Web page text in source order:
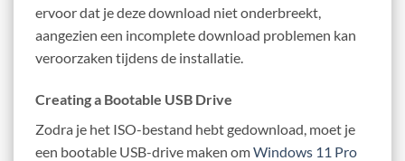
ervoor dat je deze download niet onderbreekt,
aangezien een incomplete download problemen kan
veroorzaken tijdens de installatie.
Creating a Bootable USB Drive
Zodra je het ISO-bestand hebt gedownload, moet je
een bootable USB-drive maken omWindows 11 Pro